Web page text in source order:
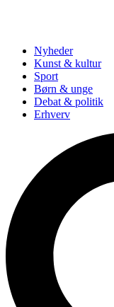
Nyheder
Kunst & kultur
Sport
Børn & unge
Debat & politik
Erhverv